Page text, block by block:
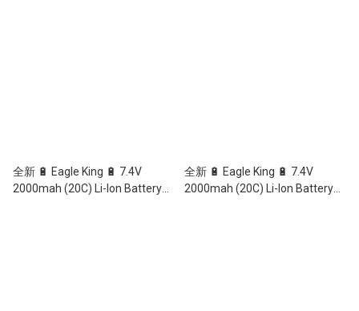
全新 🔋 Eagle King 🔋 7.4V
2000mah (20C) Li-Ion Battery
全新 🔋 Eagle King 🔋 7.4V
2000mah (20C) Li-Ion Battery